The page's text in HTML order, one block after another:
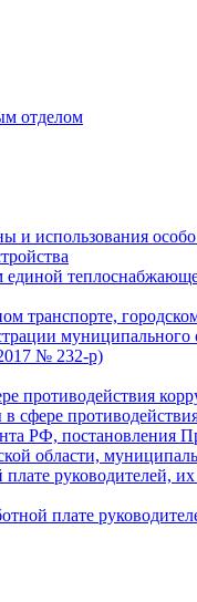
отделом
и использования
транспорте,
№ 232-р)
противодействия
сфере
РФ, постановления
области,
руководителей,
плате